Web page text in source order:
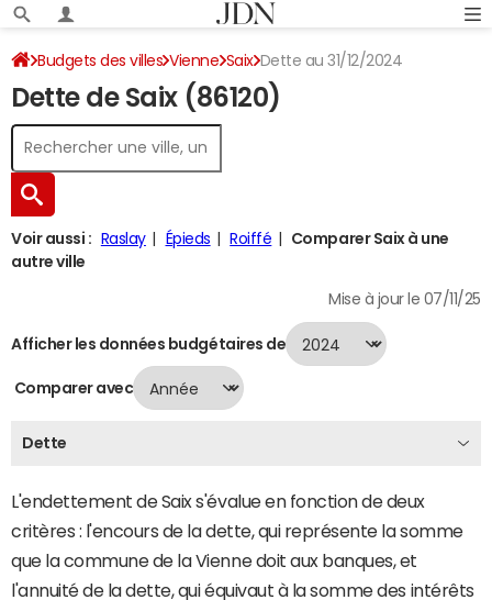
Budgets des villes Vienne Saix Dette au 31/12/2024
Dette de Saix (86120)
Voir aussi : Raslay Épieds Roiffé
Comparer Saix à une
autre ville
Mise à jour le 07/11/25
Afficher les données budgétaires de
Comparer avec
Dette
L'endettement de Saix s'évalue en fonction de deux
critères : l'encours de la dette, qui représente la somme
que la commune de la Vienne doit aux banques, et
l'annuité de la dette, qui équivaut à la somme des intérêts